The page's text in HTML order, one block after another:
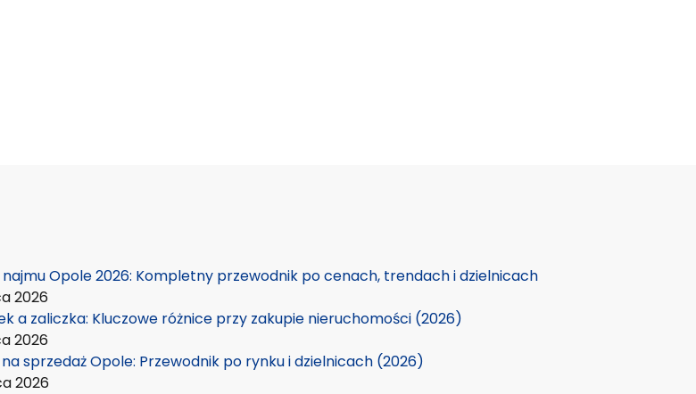
najmu Opole 2026: Kompletny przewodnik po cenach, trendach i dzielnicach
2026
a zaliczka: Kluczowe różnice przy zakupie nieruchomości (2026)
2026
sprzedaż Opole: Przewodnik po rynku i dzielnicach (2026)
2026